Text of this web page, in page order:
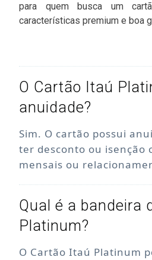
para quem busca um
características premium e boa
O Cartão Itaú
anuidade?
Sim. O cartão possui
ter desconto ou isenção
mensais ou
Qual é a bandeira
Platinum?
O Cartão Itaú Platinum